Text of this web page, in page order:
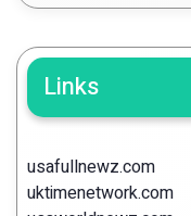
Links
usafullnewz.com
uktimenetwork.com